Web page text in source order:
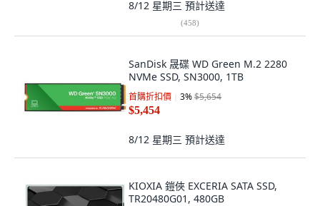
8/12 星期三 預計送達
(458)
SanDisk 晟碟 WD Green M.2 2280
NVMe SSD, SN3000, 1TB
首購折扣價 3%$5,654
$5,454
8/12 星期三 預計送達
KIOXIA 鎧俠 EXCERIA SATA SSD,
TR20480G01, 480GB